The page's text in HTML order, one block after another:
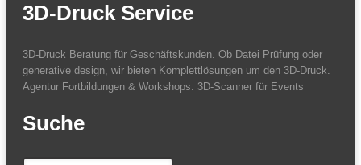
3D-Druck Service
3D-Druck Beratung für Geschäftskunden. Ob Datei Prüfung oder
generative design, wir bieten Komplettlösungen um den 3D-Druck.
Agentur Fortbildungen & Workshops. 3D-Scanner für Events
Suche